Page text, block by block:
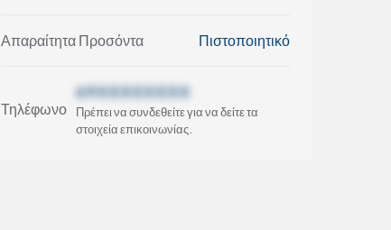
Απαραίτητα Προσόντα Πιστοποιητικό
Τηλέφωνο
69XXXXXXXX
Πρέπει να συνδεθείτε για να δείτε τα
στοιχεία επικοινωνίας.